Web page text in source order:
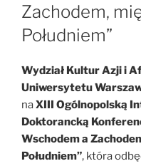
Zachodem,
Południem”
Wydział Kultur Azji i
Uniwersytetu
naXIII Ogólnopolską
Doktorancką
Wschodem a
Południem”, która